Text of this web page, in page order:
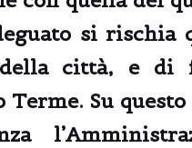
si
città, e di
Terme. Su
l’